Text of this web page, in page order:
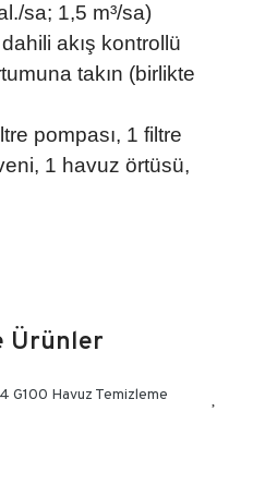
sa; 1,5 m³/sa)
akış kontrollü
takın (birlikte
pompası, 1 filtre
1 havuz örtüsü,
İNDİR
Ürünler